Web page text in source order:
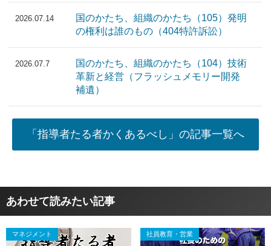
2026.07.14
国のかたち、組織のかたち（105）発明
の権利は誰のもの（404特許訴訟）
2026.07.7
国のかたち、組織のかたち（104）技術
革新と経営（フラッシュメモリー開発
補遺）
「指導者たる者かくあるべし」の記事一覧へ
あわせて読みたい記事
マネジメント 社員教育・営業